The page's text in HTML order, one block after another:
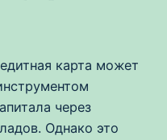
карта может
через
Однако это